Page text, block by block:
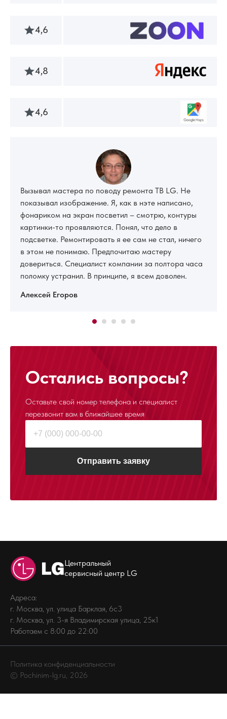
4,6
4,8
4,6
Вызывал мастера по поводу ремонта ТВ LG. Не
показывал изображение. Я, как в нэте написано,
фонариком на экран посветил – смотрю, контуры
картинки-то проявляются. Понял, что дело в
подсветке. Ремонтировать я ее сам не стал, ничего
в этом не понимаю. Предпочитаю мастеру
довериться. Специалист компании за полтора часа
поломку устранил. В принципе, я всем доволен.
Алексей Егоров
Остались вопросы?
Оставьте свой номер телефона и специалист
перезвонит вам в ближайшее время
Отправить заявку
Центральный
сервисный центр LG
Адреса:
г. Москва, ул. улица Барклая, 6с3
г. Москва, ул. 3-я Владимирская улица, 25к1
Работаем с 8:00 до 22:00
© Pochinim-lg.ru, 2026
Политика конфиденциальности